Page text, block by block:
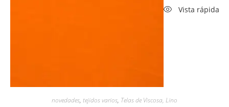
Vista rápida
novedades, tejidos varios, Telas de Viscosa, Lino